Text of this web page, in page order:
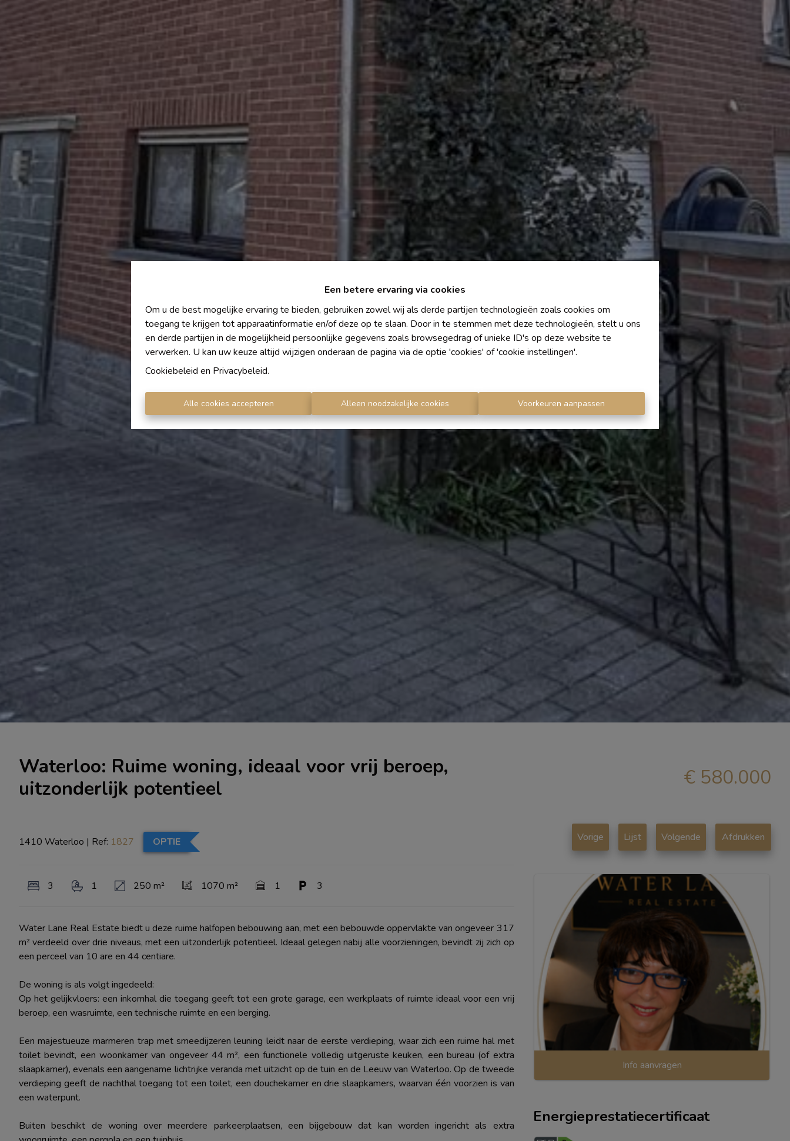
Een betere ervaring via cookies
Om u de best mogelijke ervaring te bieden, gebruiken zowel wij als derde partijen technologieën zoals cookies om
toegang te krijgen tot apparaatinformatie en/of deze op te slaan. Door in te stemmen met deze technologieën, stelt u ons
en derde partijen in de mogelijkheid persoonlijke gegevens zoals browsegedrag of unieke ID's op deze website te
verwerken. U kan uw keuze altijd wijzigen onderaan de pagina via de optie 'cookies' of 'cookie instellingen'.
Cookiebeleid en Privacybeleid.
Alle cookies accepteren Alleen noodzakelijke cookies Voorkeuren aanpassen
Waterloo: Ruime woning, ideaal voor vrij beroep,
uitzonderlijk potentieel
€ 580.000
1410 Waterloo | Ref: 1827 OPTIE Vorige Lijst Volgende Afdrukken
3 1 250 m² 1070 m² 1 3
Water Lane Real Estate biedt u deze ruime halfopen bebouwing aan, met een bebouwde oppervlakte van ongeveer 317
m² verdeeld over drie niveaus, met een uitzonderlijk potentieel. Ideaal gelegen nabij alle voorzieningen, bevindt zij zich op
een perceel van 10 are en 44 centiare.
De woning is als volgt ingedeeld:
Op het gelijkvloers: een inkomhal die toegang geeft tot een grote garage, een werkplaats of ruimte ideaal voor een vrij
beroep, een wasruimte, een technische ruimte en een berging.
Een majestueuze marmeren trap met smeedijzeren leuning leidt naar de eerste verdieping, waar zich een ruime hal met
toilet bevindt, een woonkamer van ongeveer 44 m², een functionele volledig uitgeruste keuken, een bureau (of extra
slaapkamer), evenals een aangename lichtrijke veranda met uitzicht op de tuin en de Leeuw van Waterloo. Op de tweede
verdieping geeft de nachthal toegang tot een toilet, een douchekamer en drie slaapkamers, waarvan één voorzien is van
een waterpunt.
Buiten beschikt de woning over meerdere parkeerplaatsen, een bijgebouw dat kan worden ingericht als extra
Info aanvragen
Energieprestatiecertificaat